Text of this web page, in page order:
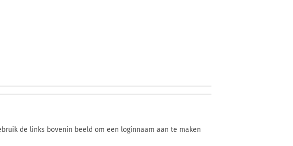
de links bovenin beeld om een loginnaam aan te maken